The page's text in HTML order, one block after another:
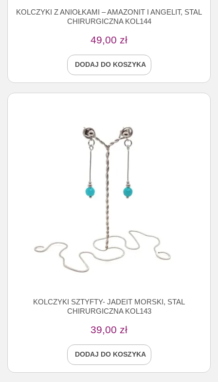
KOLCZYKI Z ANIOŁKAMI – AMAZONIT I ANGELIT, STAL
CHIRURGICZNA KOL144
49,00 zł
DODAJ DO KOSZYKA
KOLCZYKI SZTYFTY- JADEIT MORSKI, STAL
CHIRURGICZNA KOL143
39,00 zł
DODAJ DO KOSZYKA